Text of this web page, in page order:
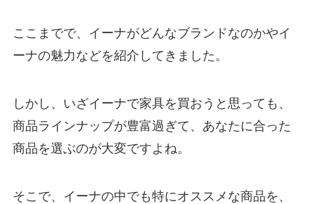
ここまでで、イーナがどんなブランドなのかやイ
ーナの魅力などを紹介してきました。
しかし、いざイーナで家具を買おうと思っても、
商品ラインナップが豊富過ぎて、あなたに合った
商品を選ぶのが大変ですよね。
そこで、イーナの中でも特にオススメな商品を、